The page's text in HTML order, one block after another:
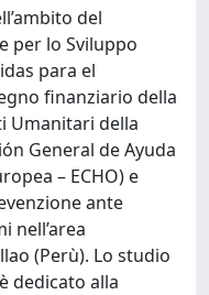
del
per lo Sviluppo
para el
finanziario della
Umanitari della
General de Ayuda
– ECHO) e
ante
nell’area
(Perù). Lo studio
dedicato alla